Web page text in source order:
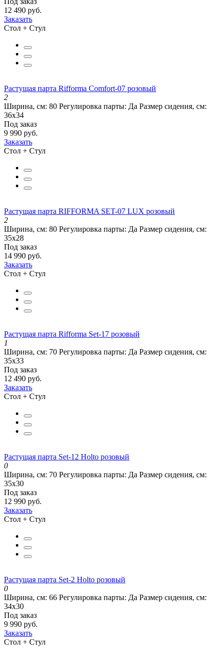
12 490 руб.
Заказать
Стол + Стул
Растущая парта Rifforma Comfort-07 розовый
2
Ширина, см: 80 Регулировка парты: Да Размер сидения, см:
36х34
Под заказ
9 990 руб.
Заказать
Стол + Стул
Растущая парта RIFFORMA SET-07 LUX розовый
2
Ширина, см: 80 Регулировка парты: Да Размер сидения, см:
35х28
Под заказ
14 990 руб.
Заказать
Стол + Стул
Растущая парта Rifforma Set-17 розовый
1
Ширина, см: 70 Регулировка парты: Да Размер сидения, см:
35х33
Под заказ
12 490 руб.
Заказать
Стол + Стул
Растущая парта Set-12 Holto розовый
0
Ширина, см: 70 Регулировка парты: Да Размер сидения, см:
35х30
Под заказ
12 990 руб.
Заказать
Стол + Стул
Растущая парта Set-2 Holto розовый
0
Ширина, см: 66 Регулировка парты: Да Размер сидения, см:
34х30
Под заказ
9 990 руб.
Заказать
Стол + Стул